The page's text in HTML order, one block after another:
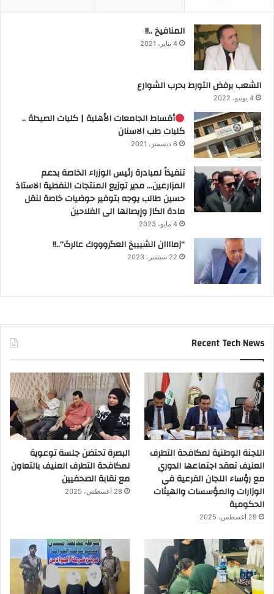
المنافيخ ..!!
4 يناير، 2021
الشعب يرفض التورط بحرب الشوارع
4 يونيو، 2022
أقساط الجامعات الأهلية | كليات الصيدلة ..
كليات طب الاسنان
6 ديسمبر، 2021
تنفيذاً لمبادرة رئيس الوزراء الخاصة بدعم
المزارعين… مدير توزيع المنتجات النفطية الاستاذ
حسين طالب يوجه بتوفير حوضيات خاصة لنقل
مادة الكاز وإيصالها الى الفلاحين
4 مايو، 2023
“زماااان الشيييخ العگروووك عالرگ”..!!
22 سبتمبر، 2023
Recent Tech News
اللجنة الوطنية لمكافحة التطرف
العنيف تعقد اجتماعها الدوري
مع رؤساء اللجان الفرعية في
الوزارات والمؤسسات والهيئات
الحكومية
29 أغسطس، 2025
البصرة تحتضن جلسة توعوية
لمكافحة التطرف العنيف بالتعاون
مع نقابة الصحفيين
28 أغسطس، 2025